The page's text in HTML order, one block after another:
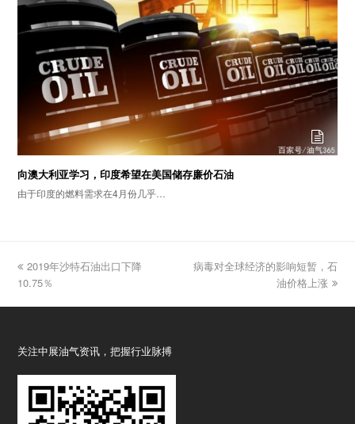
向澳大利亚学习，印度希望在美国储存廉价石油
由于印度的燃料需求在4月份几乎…
previous
post:
2019年沙特石油出口下降
10.75％
next
病毒对全球经济的影响短暂，石
油价格上涨
关注中展油气资讯，把握行业脉搏